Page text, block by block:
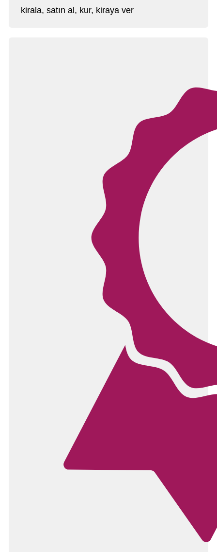
kirala, satın al, kur, kiraya ver